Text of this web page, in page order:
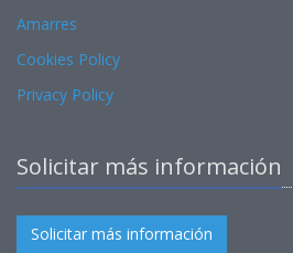
Amarres
Cookies Policy
Privacy Policy
Solicitar más información
Solicitar más información